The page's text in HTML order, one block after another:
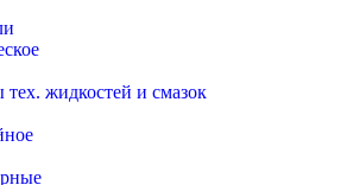
тех. жидкостей и смазок